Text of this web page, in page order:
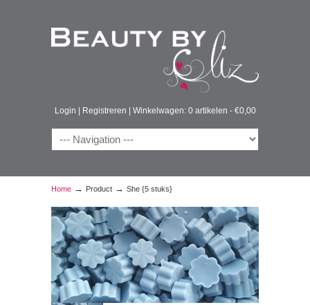
Login Registreren Winkelwagen: 0 artikelen - €0,00
Home → Product → She {5 stuks}